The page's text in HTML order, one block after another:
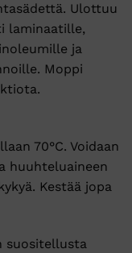
Ulottuu
laminaatille,
ja
Moppi
70°C. Voidaan
huuhteluaineen
Kestää jopa
suositellusta